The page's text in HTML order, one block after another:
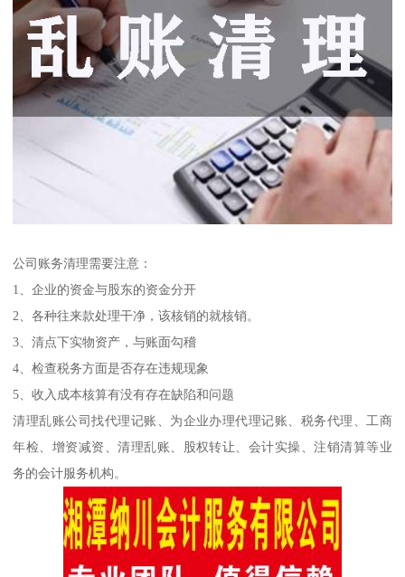
公司账务清理需要注意：
1、企业的资金与股东的资金分开
2、各种往来款处理干净，该核销的就核销。
3、清点下实物资产，与账面勾稽
4、检查税务方面是否存在违规现象
5、收入成本核算有没有存在缺陷和问题
清理乱账公司找代理记账、为企业办理代理记账、税务代理、工商
年检、增资减资、清理乱账、股权转让、会计实操、注销清算等业
务的会计服务机构。